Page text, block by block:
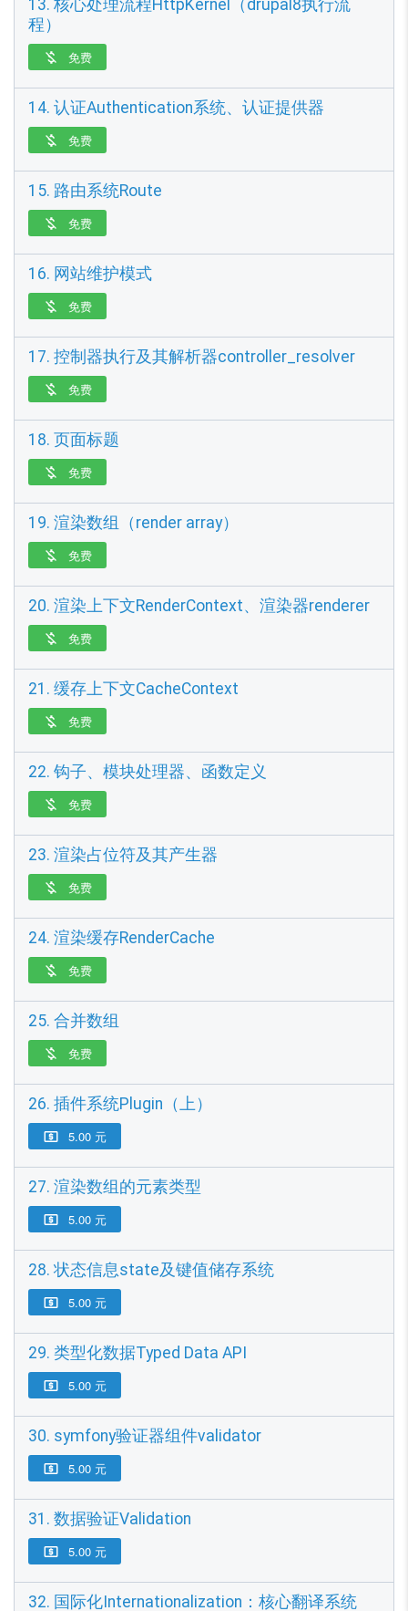
13. 核心处理流程HttpKernel（drupal8执行流
程）
 免费
14. 认证Authentication系统、认证提供器
 免费
15. 路由系统Route
 免费
16. 网站维护模式
 免费
17. 控制器执行及其解析器controller_resolver
 免费
18. 页面标题
 免费
19. 渲染数组（render array）
 免费
20. 渲染上下文RenderContext、渲染器renderer
 免费
21. 缓存上下文CacheContext
 免费
22. 钩子、模块处理器、函数定义
 免费
23. 渲染占位符及其产生器
 免费
24. 渲染缓存RenderCache
 免费
25. 合并数组
 免费
26. 插件系统Plugin（上）
 5.00 元
27. 渲染数组的元素类型
 5.00 元
28. 状态信息state及键值储存系统
 5.00 元
29. 类型化数据Typed Data API
 5.00 元
30. symfony验证器组件validator
 5.00 元
31. 数据验证Validation
 5.00 元
32. 国际化Internationalization：核心翻译系统